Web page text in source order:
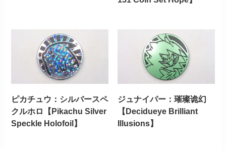
ピカチュウ：シルバースペ
クルホロ【Pikachu Silver
Speckle Holofoil】
ジュナイパー：璀璨诡幻
【Decidueye Brilliant
Illusions】